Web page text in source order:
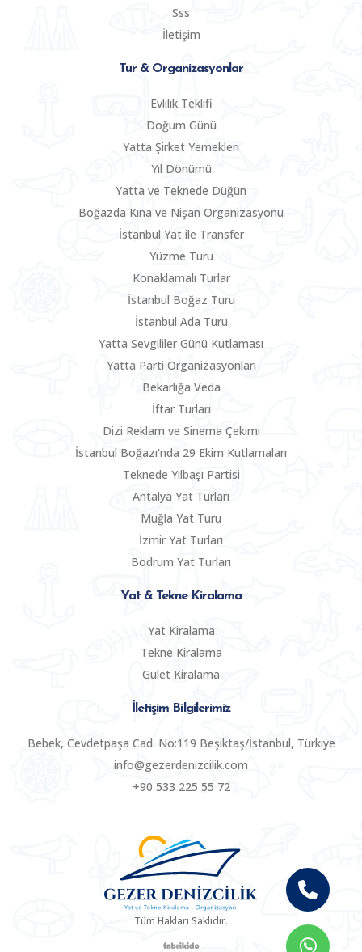
Sss
İletişim
Tur & Organizasyonlar
Evlilik Teklifi
Doğum Günü
Yatta Şirket Yemekleri
Yıl Dönümü
Yatta ve Teknede Düğün
Boğazda Kına ve Nişan Organizasyonu
İstanbul Yat ile Transfer
Yüzme Turu
Konaklamalı Turlar
İstanbul Boğaz Turu
İstanbul Ada Turu
Yatta Sevgililer Günü Kutlaması
Yatta Parti Organizasyonları
Bekarlığa Veda
İftar Turları
Dizi Reklam ve Sinema Çekimi
İstanbul Boğazı'nda 29 Ekim Kutlamaları
Teknede Yılbaşı Partisi
Antalya Yat Turları
Muğla Yat Turu
İzmir Yat Turları
Bodrum Yat Turları
Yat & Tekne Kiralama
Yat Kiralama
Tekne Kiralama
Gulet Kiralama
İletişim Bilgilerimiz
Bebek, Cevdetpaşa Cad. No:119 Beşiktaş/İstanbul, Türkiye
info@gezerdenizcilik.com
+90 533 225 55 72
Tüm Hakları Saklıdır.